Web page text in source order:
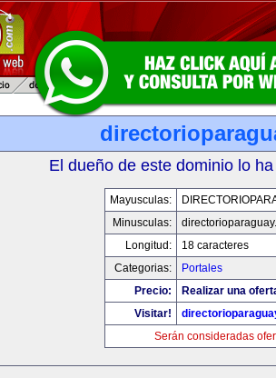
El dueño de este dominio lo
Mayusculas:
Minusculas:
Longitud:
18 caracteres
Categorias:
Portales
Precio:
Realizar una
Visitar!
Serán consideradas